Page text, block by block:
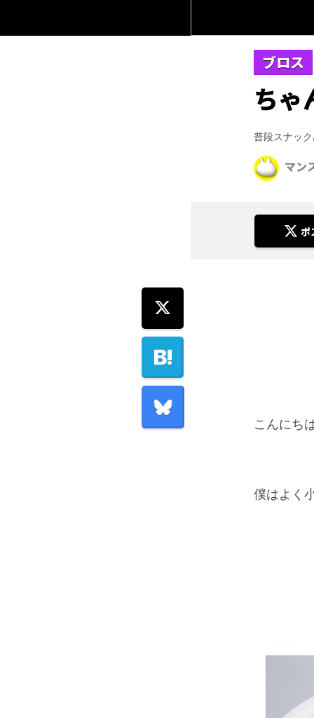
ブロス
ちゃ
普段スナッ
マン
ポ
こんにち
僕はよく